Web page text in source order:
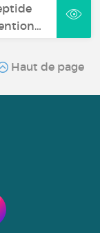
Haut de page